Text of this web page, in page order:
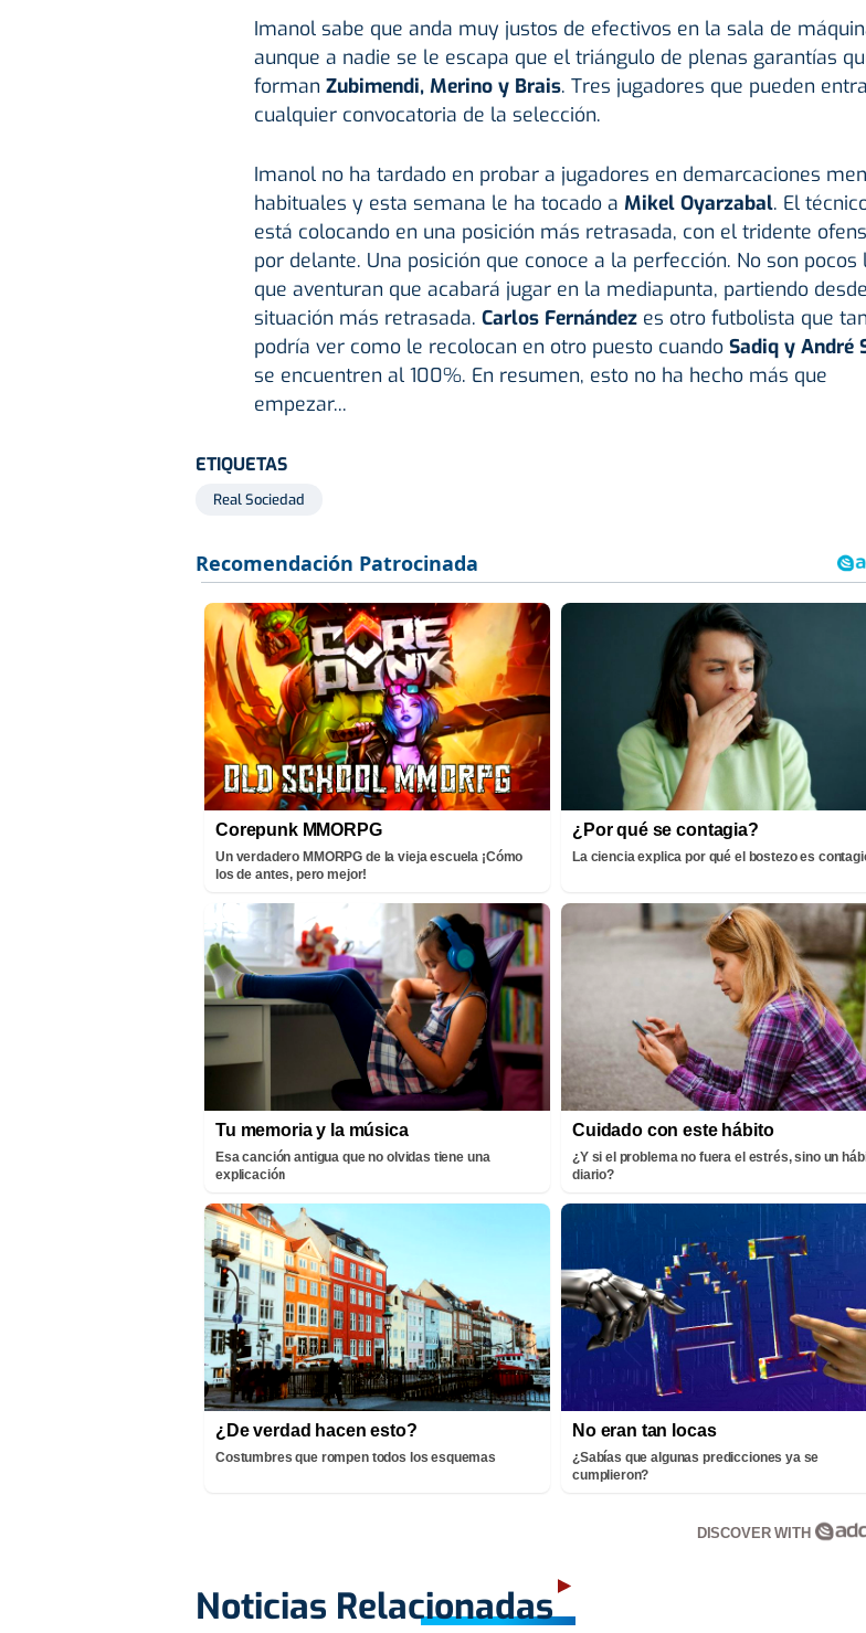
Imanol sabe que anda muy justos de efectivos en la sala de
aunque a nadie se le escapa que el triángulo de plenas garantías
forman Zubimendi, Merino y Brais. Tres jugadores que pueden
cualquier convocatoria de la selección.
Imanol no ha tardado en probar a jugadores en demarcaciones
habituales y esta semana le ha tocado a Mikel Oyarzabal. El
está colocando en una posición más retrasada, con el tridente
por delante. Una posición que conoce a la perfección. No son pocos
que aventuran que acabará jugar en la mediapunta, partiendo
situación más retrasada. Carlos Fernándezes otro futbolista que
podría ver como le recolocan en otro puesto cuando Sadiq y André
se encuentren al 100%. En resumen, esto no ha hecho más que
empezar...
ETIQUETAS
Real Sociedad
Corepunk MMORPG
Un verdadero MMORPG de la vieja escuela ¡Cómo
los de antes, pero mejor!
¿Por qué se contagia?
La ciencia explica por qué el bostezo es
Tu memoria y la música
Esa canción antigua que no olvidas tiene una
explicación
Cuidado con este hábito
¿Y si el problema no fuera el estrés, sino un
diario?
¿De verdad hacen esto?
Costumbres que rompen todos los esquemas
No eran tan locas
¿Sabías que algunas predicciones ya se
cumplieron?
DISCOVER WITH
Noticias Relacionadas